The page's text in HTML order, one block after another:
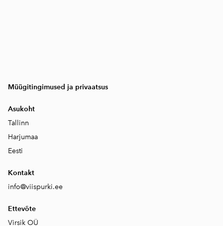
Müügitingimused ja privaatsus
Asukoht
Tallinn
Harjumaa
Eesti
Kontakt
info@viispurki.ee
Ettevõte
Virsik OÜ